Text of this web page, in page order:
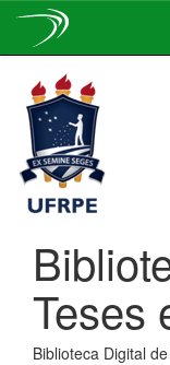
navigation
Teses
Biblioteca Digital